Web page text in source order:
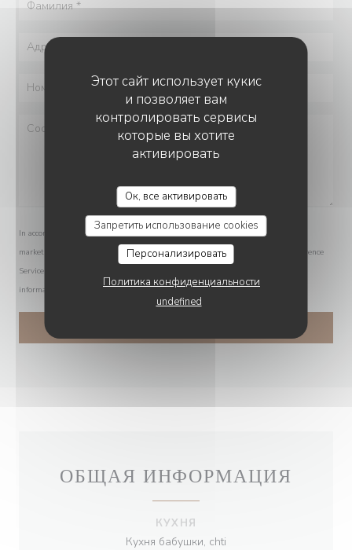
Этот сайт использует кукис
и позволяет вам
контролировать сервисы
которые вы хотите
активировать
Ок, все активировать
Запретить использование cookies
Персонализировать
Политика конфиденциальности
undefined
In accordance with data protection regulations, you have the right to opt out of
marketing communications. UK residents can register with the Telephone Preference
Service at
information about how we process your data, please see ourprivacy policy
ОБЩАЯ ИНФОРМАЦИЯ
КУХНЯ
Кухня бабушки, chti